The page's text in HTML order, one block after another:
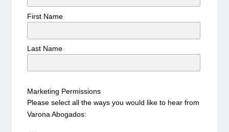
First Name
Last Name
Marketing Permissions
Please select all the ways you would like to hear from
Varona Abogados: